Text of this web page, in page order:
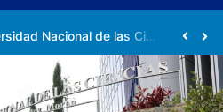
Universidad Nacional de las Ciencias impulsa vocaciones científicas en la Expoferia de Oportunidades de Estudio 2026